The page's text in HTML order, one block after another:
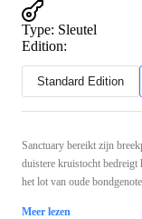
Type: Sleutel
Edition:
Standard Edition
Sanctuary bereikt zijn
duistere kruistocht bedreigt
het lot van oude
Meer lezen